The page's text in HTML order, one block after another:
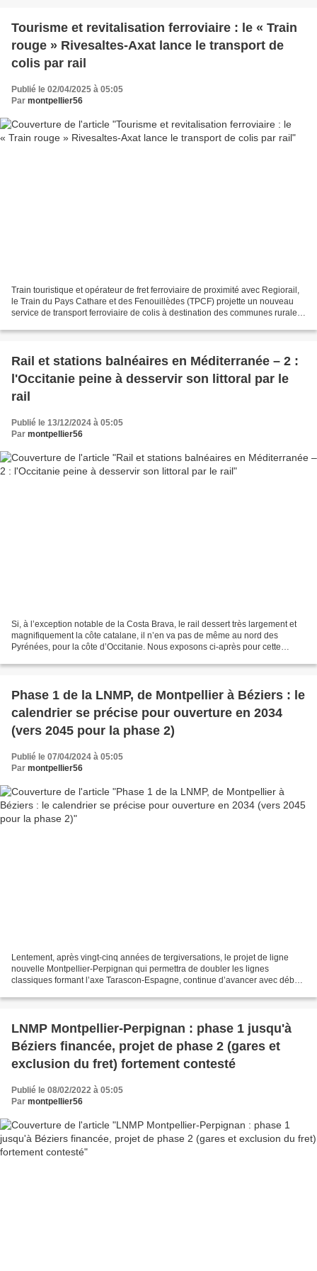
Tourisme et revitalisation ferroviaire : le « Train
rouge » Rivesaltes-Axat lance le transport de
colis par rail
Publié le 02/04/2025 à 05:05
Par montpellier56
Train touristique et opérateur de fret ferroviaire de proximité avec Regiorail,
le Train du Pays Cathare et des Fenouillèdes (TPCF) projette un nouveau
service de transport ferroviaire de colis à destination des communes rurales.
Rail et stations balnéaires en Méditerranée – 2 :
l'Occitanie peine à desservir son littoral par le
rail
Publié le 13/12/2024 à 05:05
Par montpellier56
Si, à l’exception notable de la Costa Brava, le rail dessert très largement et
magnifiquement la côte catalane, il n’en va pas de même au nord des
Pyrénées, pour la côte d’Occitanie. Nous exposons ci-après pour cette
Phase 1 de la LNMP, de Montpellier à Béziers : le
calendrier se précise pour ouverture en 2034
(vers 2045 pour la phase 2)
Publié le 07/04/2024 à 05:05
Par montpellier56
Lentement, après vingt-cinq années de tergiversations, le projet de ligne
nouvelle Montpellier-Perpignan qui permettra de doubler les lignes
classiques formant l’axe Tarascon-Espagne, continue d’avancer avec début
LNMP Montpellier-Perpignan : phase 1 jusqu'à
Béziers financée, projet de phase 2 (gares et
exclusion du fret) fortement contesté
Publié le 08/02/2022 à 05:05
Par montpellier56